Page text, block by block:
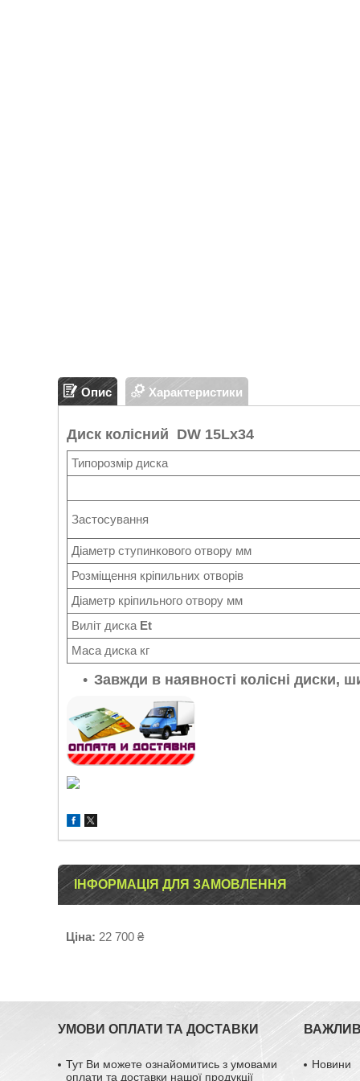
Опис Характеристики
Диск колісний DW 15Lx34
Типорозмір диска
Застосування
Діаметр ступинкового отвору мм
Розміщення кріпильних отворів
Діаметр кріпильного отвору мм
Виліт диска Et
Маса диска кг
Завжди в наявності колісні диски,
ІНФОРМАЦІЯ ДЛЯ ЗАМОВЛЕННЯ
Ціна: 22 700 ₴
УМОВИ ОПЛАТИ ТА ДОСТАВКИ
Тут Ви можете ознайомитись з умовами
оплати та доставки нашої продукції
Новини